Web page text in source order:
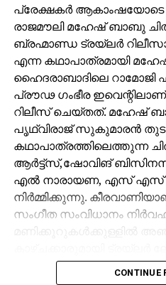
പ്രേക്ഷകർ
രാജമൗലി മഹേഷ് ബാബു
ബ്രഹ്മാണ്ഡ ട്രയ്ലർ
എന്ന കഥാപാത്രമായി
ഹൈദരാബാദിലെ റാമോജി
പ്രൗഢ ഗംഭീര
റിലീസ് ചെയ്തത്. മഹേഷ്
പൃഥ്വിരാജ് സുകുമാരൻ
കഥാപാത്രത്തിലെത്തുന്ന
ആർട്ട്സ്,ഷോവിങ്
എൽ നാരായണ, എസ് എസ്
നിർമ്മിക്കുന്നു.
സംഗീത സംവിധാനം
ട്രെൻഡിങ്ങിൽ മുന്നിലാണ്.
CONTINUE